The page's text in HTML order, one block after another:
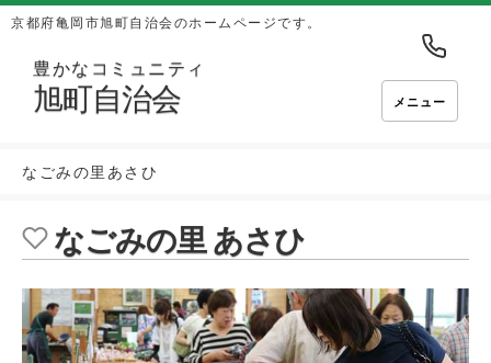
京都府亀岡市旭町自治会のホームページです。
豊かなコミュニティ
旭町自治会 メニュー
なごみの里あさひ
なごみの里 あさひ